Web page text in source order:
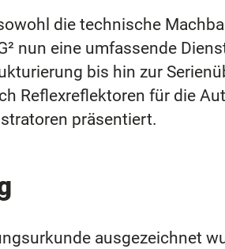
die technische
nun eine umfassende
bis hin zur
Reflexreflektoren für die
präsentiert.
ausgezeichnet